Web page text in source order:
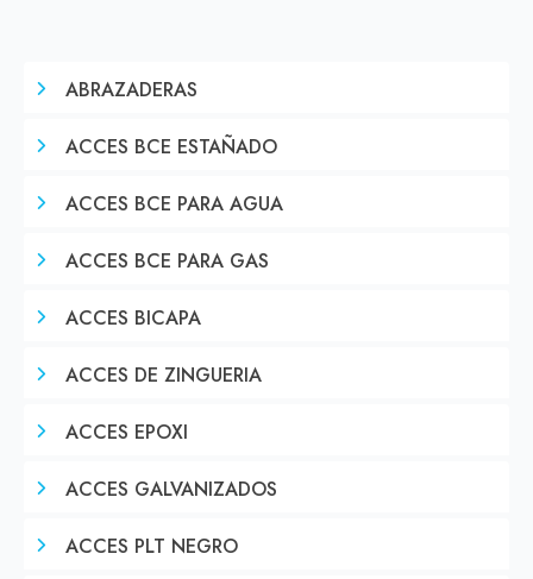
ABRAZADERAS
ACCES BCE ESTAÑADO
ACCES BCE PARA AGUA
ACCES BCE PARA GAS
ACCES BICAPA
ACCES DE ZINGUERIA
ACCES EPOXI
ACCES GALVANIZADOS
ACCES PLT NEGRO